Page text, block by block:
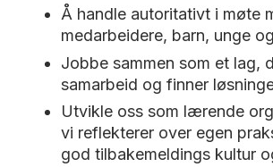
Å handle autoritativt i møte
medarbeidere, barn, unge
Jobbe sammen som et lag,
samarbeid og finner
Utvikle oss som lærende
vi reflekterer over egen
god tilbakemeldings kultur